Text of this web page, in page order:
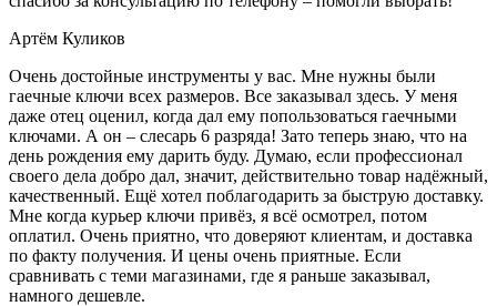
Артём Куликов
Очень достойные инструменты у вас. Мне нужны были
гаечные ключи всех размеров. Все заказывал здесь. У меня
даже отец оценил, когда дал ему попользоваться гаечными
ключами. А он – слесарь 6 разряда! Зато теперь знаю, что на
день рождения ему дарить буду. Думаю, если профессионал
своего дела добро дал, значит, действительно товар надёжный,
качественный. Ещё хотел поблагодарить за быструю доставку.
Мне когда курьер ключи привёз, я всё осмотрел, потом
оплатил. Очень приятно, что доверяют клиентам, и доставка
по факту получения. И цены очень приятные. Если
сравнивать с теми магазинами, где я раньше заказывал,
намного дешевле.